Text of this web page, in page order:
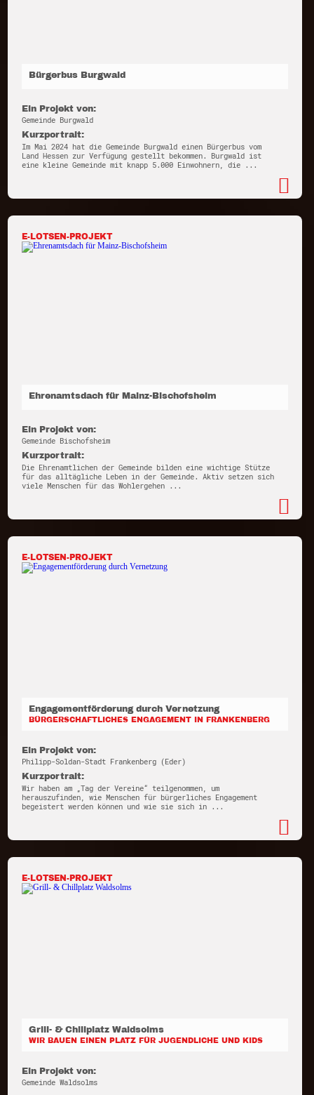
Bürgerbus Burgwald
Ein Projekt von:
Gemeinde Burgwald
Kurzportrait:
Im Mai 2024 hat die Gemeinde Burgwald einen Bürgerbus vom
Land Hessen zur Verfügung gestellt bekommen. Burgwald ist
eine kleine Gemeinde mit knapp 5.000 Einwohnern, die ...
E-LOTSEN-PROJEKT
Ehrenamtsdach für Mainz-Bischofsheim
Ein Projekt von:
Gemeinde Bischofsheim
Kurzportrait:
Die Ehrenamtlichen der Gemeinde bilden eine wichtige Stütze
für das alltägliche Leben in der Gemeinde. Aktiv setzen sich
viele Menschen für das Wohlergehen ...
E-LOTSEN-PROJEKT
Engagementförderung durch Vernetzung
BÜRGERSCHAFTLICHES ENGAGEMENT IN FRANKENBERG
Ein Projekt von:
Philipp-Soldan-Stadt Frankenberg (Eder)
Kurzportrait:
Wir haben am „Tag der Vereine“ teilgenommen, um
herauszufinden, wie Menschen für bürgerliches Engagement
begeistert werden können und wie sie sich in ...
E-LOTSEN-PROJEKT
Grill- & Chillplatz Waldsolms
WIR BAUEN EINEN PLATZ FÜR JUGENDLICHE UND KIDS
Ein Projekt von:
Gemeinde Waldsolms